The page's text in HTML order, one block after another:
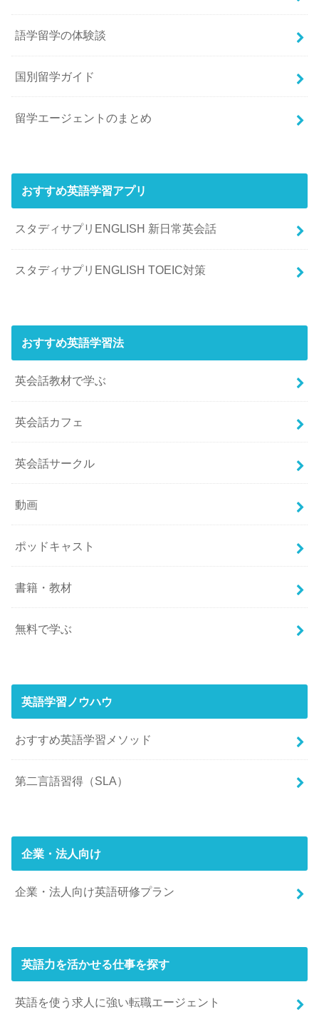
語学留学の体験談
国別留学ガイド
留学エージェントのまとめ
おすすめ英語学習アプリ
スタディサプリENGLISH 新日常英会話
スタディサプリENGLISH TOEIC対策
おすすめ英語学習法
英会話教材で学ぶ
英会話カフェ
英会話サークル
動画
ポッドキャスト
書籍・教材
無料で学ぶ
英語学習ノウハウ
おすすめ英語学習メソッド
第二言語習得（SLA）
企業・法人向け
企業・法人向け英語研修プラン
英語力を活かせる仕事を探す
英語を使う求人に強い転職エージェント